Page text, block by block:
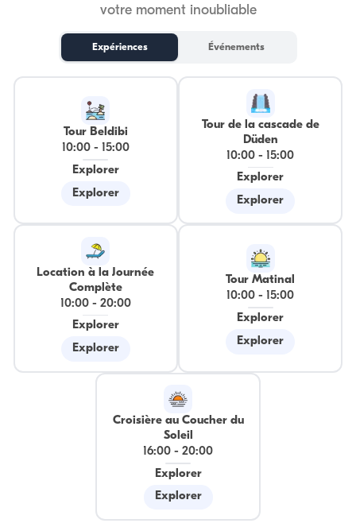
votre moment inoubliable
Expériences Événements
Tour Beldibi
10:00- 15:00
Explorer
Explorer
Tour de la cascade de
Düden
10:00 -
15:00
Explorer
Explorer
Location à la Journée
Complète
10:00- 20:00
Explorer
Explorer
Tour Matinal
10:00 - 15:00
Explorer
Explorer
Croisière au Coucher du
Soleil
16:00 - 20:00
Explorer
Explorer